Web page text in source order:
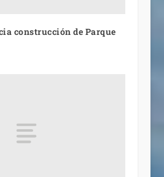
construcción de Parque